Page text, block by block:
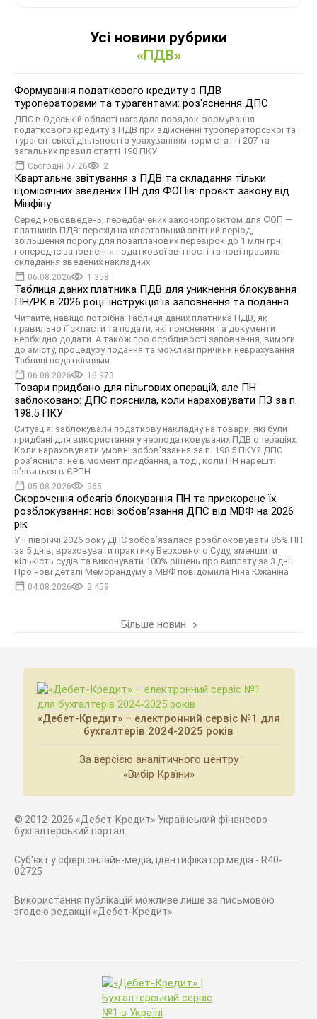
Усі новини рубрики
«ПДВ»
Формування податкового кредиту з ПДВ
туроператорами та турагентами: роз'яснення ДПС
ДПС в Одеській області нагадала порядок формування
податкового кредиту з ПДВ при здійсненні туроператорської та
турагентської діяльності з урахуванням норм статті 207 та
загальних правил статті 198 ПКУ
Сьогодні 07:26 2
Квартальне звітування з ПДВ та складання тільки
щомісячних зведених ПН для ФОПів: проєкт закону від
Мінфіну
Серед нововведень, передбачених законопроєктом для ФОП —
платників ПДВ: перехід на квартальний звітний період,
збільшення порогу для позапланових перевірок до 1 млн грн,
попереднє заповнення податкової звітності та нові правила
складання зведених накладних
06.08.2026 1 358
Таблиця даних платника ПДВ для уникнення блокування
ПН/РК в 2026 році: інструкція із заповнення та подання
Читайте, навіщо потрібна Таблиця даних платника ПДВ, як
правильно її скласти та подати, які пояснення та документи
необхідно додати. А також про особливості заповнення, вимоги
до змісту, процедуру подання та можливі причини неврахування
Таблиці податківцями
06.08.2026 18 973
Товари придбано для пільгових операцій, але ПН
заблоковано: ДПС пояснила, коли нараховувати ПЗ за п.
198.5 ПКУ
Ситуація: заблокували податкову накладну на товари, які були
придбані для використання у неоподатковуваних ПДВ операціях.
Коли нараховувати умовні зобов’язання за п. 198.5 ПКУ? ДПС
роз’яснила: не в момент придбання, а тоді, коли ПН нарешті
з’явиться в ЄРПН
05.08.2026 965
Скорочення обсягів блокування ПН та прискорене їх
розблокування: нові зобов’язання ДПС від МВФ на 2026
рік
У II півріччі 2026 року ДПС зобов’язалася розблоковувати 85% ПН
за 5 днів, враховувати практику Верховного Суду, зменшити
кількість судів та виконувати 100% рішень про виплату за 3 дні.
Про нові деталі Меморандуму з МВФ повідомила Ніна Южаніна
04.08.2026 2 459
Більше новин
«Дебет-Кредит» – електронний сервіс №1 для
бухгалтерів 2024-2025 років
За версією аналітичного центру
«Вибір Країни»
© 2012-2026 «Дебет-Кредит» Український фінансово-
бухгалтерський портал.
Суб'єкт у сфері онлайн-медіа; ідентифікатор медіа - R40-
02725
Використання публікацій можливе лише за письмовою
згодою редакції «Дебет-Кредит»